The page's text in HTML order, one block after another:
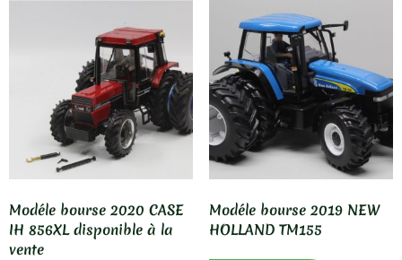
Modéle bourse 2020 CASE
IH 856XL disponible à la
vente
Modéle bourse 2019 NEW
HOLLAND TM155